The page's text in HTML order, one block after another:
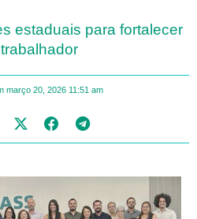
estaduais para fortalecer
março 20, 2026 11:51 am